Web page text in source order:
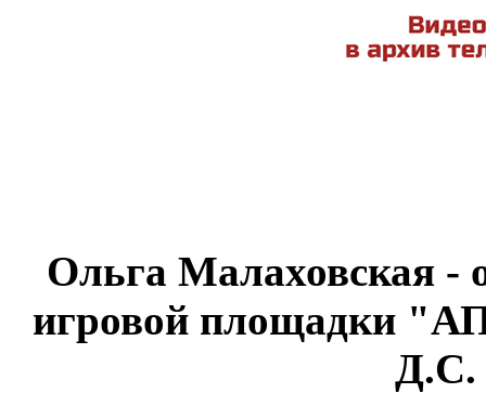
Ольга Малаховская -
игровой площадки
Д.С.